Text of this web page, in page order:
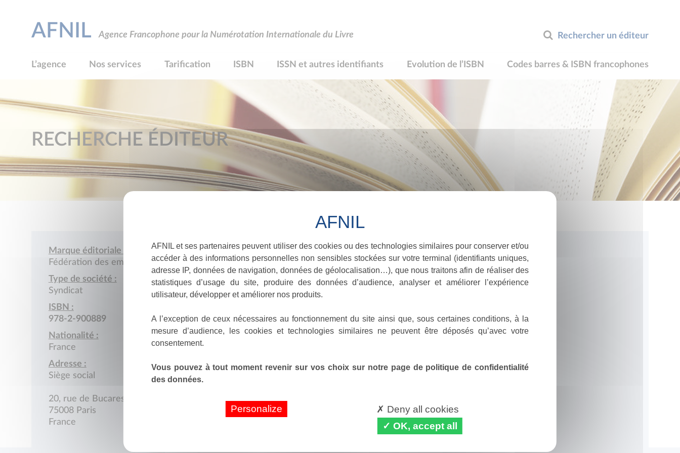
Rechercher un éditeur
AFNIL Agence Francophone pour la Numérotation Internationale du Livre
L’agence Nos services Tarification ISBN ISSN et autres identifiants Evolution de l’ISBN Codes barres & ISBN francophones
RECHERCHE ÉDITEUR
Marque éditoriale :
Fédération des employés et cadres CGT-FO
Type de société :
Syndicat
ISBN :
978-2-900889
Nationalité :
France
Adresse :
Siège social
20, rue de Bucarest
75008 Paris
France
AFNIL et ses partenaires peuvent utiliser des cookies ou des technologies similaires pour conserver et/ou
accéder à des informations personnelles non sensibles stockées sur votre terminal (identifiants uniques,
adresse IP, données de navigation, données de géolocalisation…), que nous traitons afin de réaliser des
statistiques d’usage du site, produire des données d’audience, analyser et améliorer l’expérience
utilisateur, développer et améliorer nos produits.
A l’exception de ceux nécessaires au fonctionnement du site ainsi que, sous certaines conditions, à la
mesure d’audience, les cookies et technologies similaires ne peuvent être déposés qu’avec votre
consentement.
Vous pouvez à tout moment revenir sur vos choix sur notre page de politique de confidentialité
des données.
Personalize
Deny all cookies
OK, accept all